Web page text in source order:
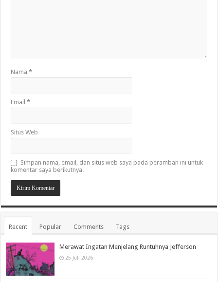
Nama*
Email*
Situs Web
Simpan nama, email, dan situs web saya pada peramban ini untuk
komentar saya berikutnya.
Recent Popular Comments Tags
Merawat Ingatan Menjelang Runtuhnya Jefferson
25 Juli 2026